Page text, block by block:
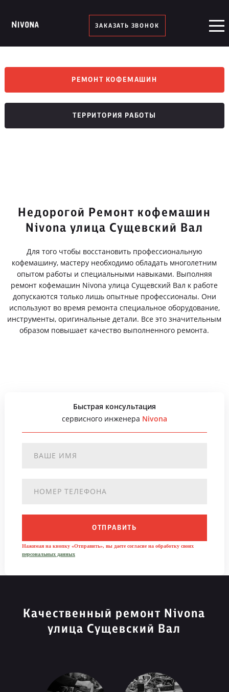
ЗАКАЗАТЬ ЗВОНОК
РЕМОНТ КОФЕМАШИН
ТЕРРИТОРИЯ РАБОТЫ
Недорогой Ремонт кофемашин
Nivona улица Сущевский Вал
Для того чтобы восстановить профессиональную
кофемашину, мастеру необходимо обладать многолетним
опытом работы и специальными навыками. Выполняя
ремонт кофемашин Nivona улица Сущевский Вал к работе
допускаются только лишь опытные профессионалы. Они
используют во время ремонта специальное оборудование,
инструменты, оригинальные детали. Все это значительным
образом повышает качество выполненного ремонта.
Быстрая консультация
сервисного инженера Nivona
ОТПРАВИТЬ
Нажимая на кнопку «Отправить», вы даете согласие на обработку своих
персональных данных
Качественный ремонт Nivona
улица Сущевский Вал